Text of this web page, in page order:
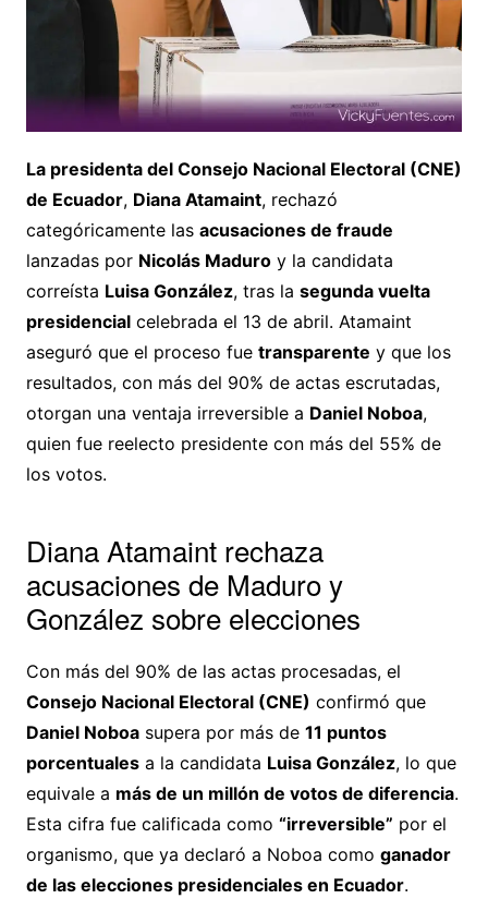
La presidenta del Consejo Nacional Electoral (CNE)
de Ecuador, Diana Atamaint, rechazó
categóricamente las acusaciones de fraude
lanzadas por Nicolás Maduroy la candidata
correísta Luisa González, tras la segunda vuelta
presidencialcelebrada el 13 de abril. Atamaint
aseguró que el proceso fue transparente y que los
resultados, con más del 90% de actas escrutadas,
otorgan una ventaja irreversible a Daniel Noboa,
quien fue reelecto presidente con más del 55% de
los votos.
Diana Atamaint rechaza
acusaciones de Maduro y
González sobre elecciones
Con más del 90% de las actas procesadas, el
Consejo Nacional Electoral (CNE) confirmó que
Daniel Noboasupera por más de 11 puntos
porcentualesa la candidata Luisa González, lo que
equivale a más de un millón de votos de diferencia.
Esta cifra fue calificada como “irreversible” por el
organismo, que ya declaró a Noboa como ganador
de las elecciones presidenciales en Ecuador.